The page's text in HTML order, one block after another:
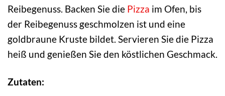
Reibegenuss. Backen Sie die Pizza im Ofen, bis
der Reibegenuss geschmolzen ist und eine
goldbraune Kruste bildet. Servieren Sie die Pizza
heiß und genießen Sie den köstlichen Geschmack.
Zutaten: